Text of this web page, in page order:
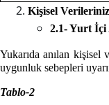
Kişisel
2.1- Yurt İçi
Yukarıda anılan kişisel
uygunluk sebepleri
Tablo-2